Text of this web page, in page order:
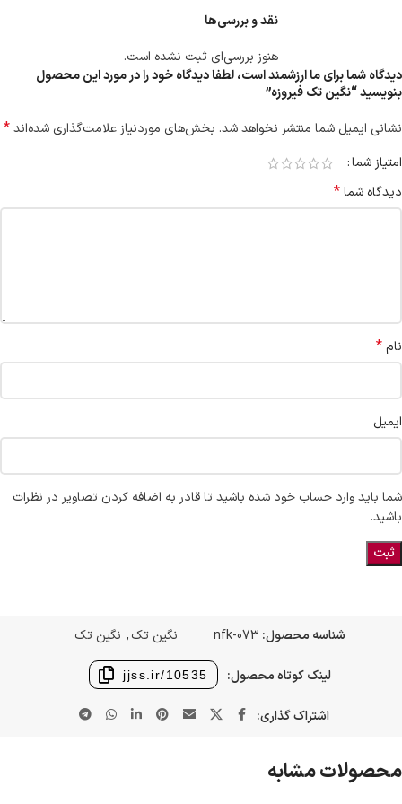
نقد و بررسی‌ها
هنوز بررسی‌ای ثبت نشده است.
دیدگاه شما برای ما ارزشمند است، لطفا دیدگاه خود را در مورد این محصول
بنویسید “نگین تک فیروزه”
نشانی ایمیل شما منتشر نخواهد شد. بخش‌های موردنیاز علامت‌گذاری شده‌اند*
امتیاز شما
دیدگاه شما*
نام*
ایمیل
شما باید وارد حساب خود شده باشید تا قادر به اضافه کردن تصاویر در نظرات
باشید.
شناسه محصول: nfk-073 نگین تک, نگین تک
لینک کوتاه محصول: jjss.ir/10535
اشتراک گذاری:
محصولات مشابه